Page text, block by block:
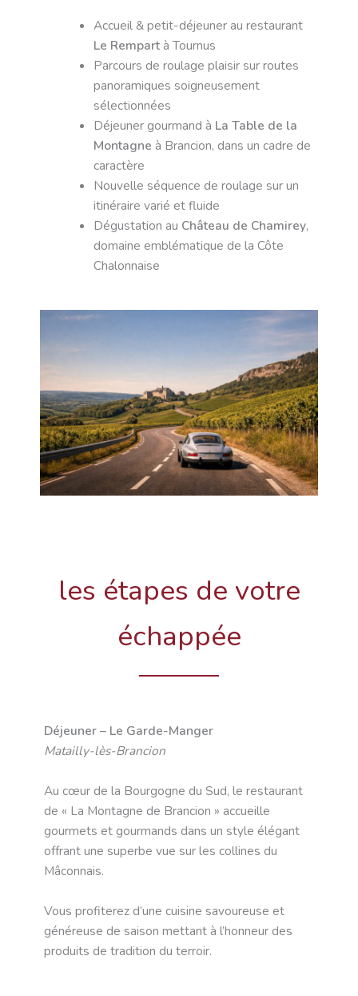
Accueil & petit-déjeuner au restaurant
Le Rempartà Tournus
Parcours de roulage plaisir sur routes
panoramiques soigneusement
sélectionnées
Déjeuner gourmand à La Table de la
Montagne à Brancion, dans un cadre de
caractère
Nouvelle séquence de roulage sur un
itinéraire varié et fluide
Dégustation au Château de Chamirey,
domaine emblématique de la Côte
Chalonnaise
les étapes de votre
échappée
Déjeuner – Le Garde-Manger
Matailly-lès-Brancion
Au cœur de la Bourgogne du Sud, le restaurant
de « La Montagne de Brancion » accueille
gourmets et gourmands dans un style élégant
offrant une superbe vue sur les collines du
Mâconnais.
Vous profiterez d’une cuisine savoureuse et
généreuse de saison mettant à l’honneur des
produits de tradition du terroir.